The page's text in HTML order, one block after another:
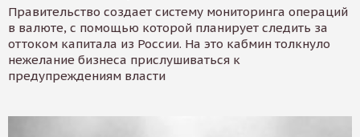
Правительство создает систему мониторинга операций
в валюте, с помощью которой планирует следить за
оттоком капитала из России. На это кабмин толкнуло
нежелание бизнеса прислушиваться к
предупреждениям власти